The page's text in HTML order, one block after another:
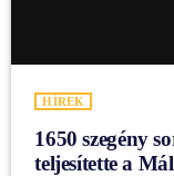
HÍREK
1650 szegény
teljesítette a